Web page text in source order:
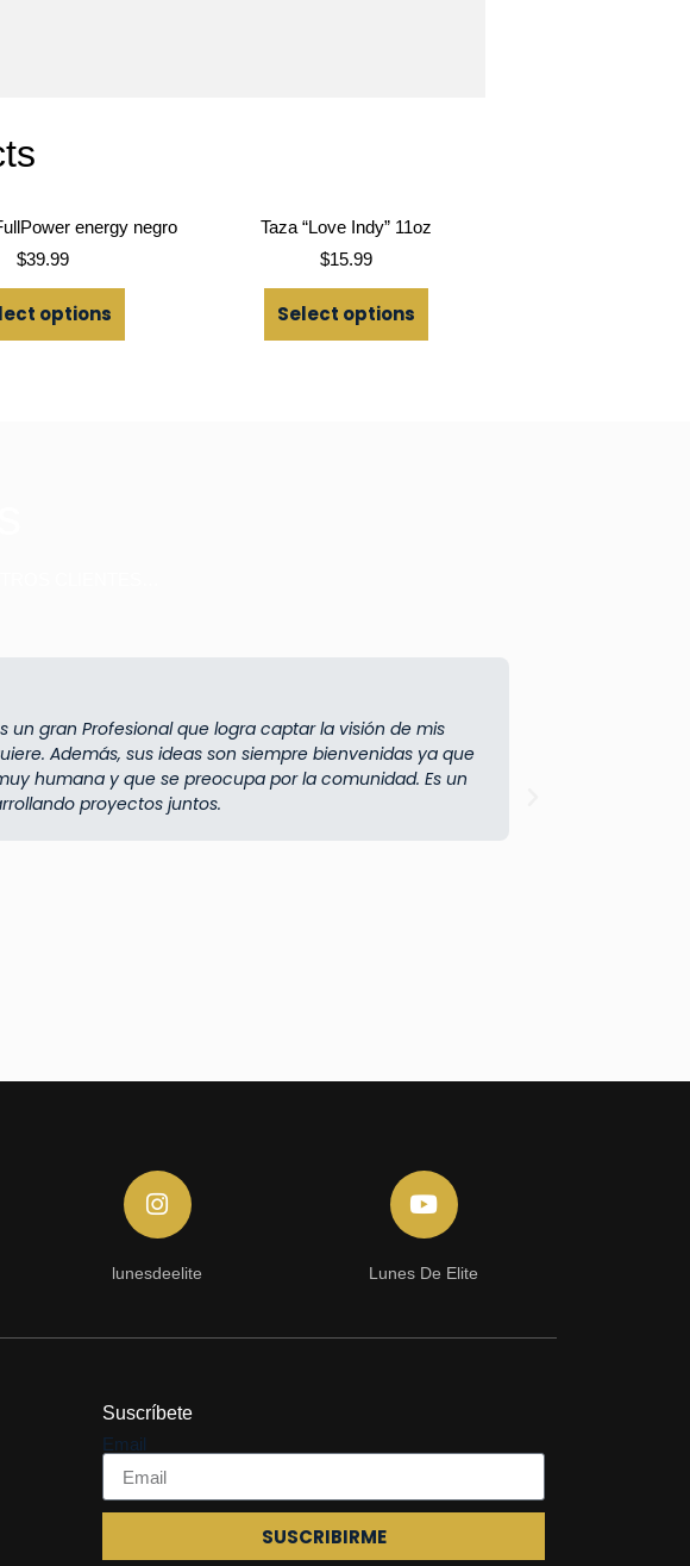
energy negro
$39.99
options
Taza “Love Indy” 11oz
$15.99
Select options
un gran Profesional que logra captar la visión de mis
Además, sus ideas son siempre bienvenidas ya que
humana y que se preocupa por la comunidad. Es un
proyectos juntos.
lunesdeelite Lunes De Elite
Suscríbete
Email
SUSCRIBIRME